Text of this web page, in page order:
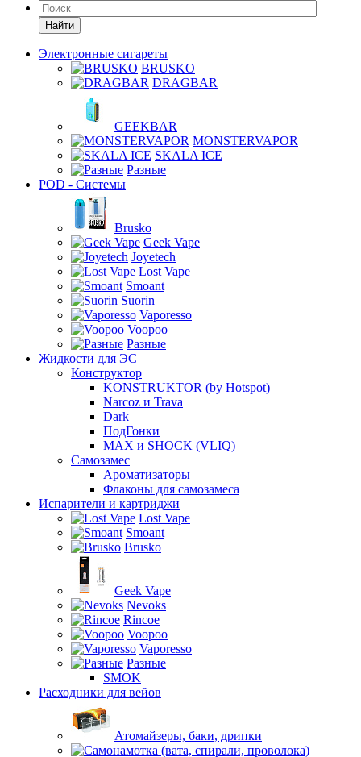
Найти
Электронные сигареты
BRUSKO
DRAGBAR
GEEKBAR
MONSTERVAPOR
SKALA ICE
Разные
POD - Системы
Brusko
Geek Vape
Joyetech
Lost Vape
Smoant
Suorin
Vaporesso
Voopoo
Разные
Жидкости для ЭС
Конструктор
KONSTRUKTOR (by Hotspot)
Narcoz и Trava
Dark
ПодГонки
MAX и SHOCK (VLIQ)
Самозамес
Ароматизаторы
Флаконы для самозамеса
Испарители и картриджи
Lost Vape
Smoant
Brusko
Geek Vape
Nevoks
Rincoe
Voopoo
Vaporesso
Разные
SMOK
Расходники для вейов
Атомайзеры, баки, дрипки